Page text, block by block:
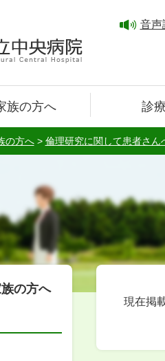
音声
族の方へ 診
の方へ> 倫理研究に関して患者さん
現在掲
の方へ